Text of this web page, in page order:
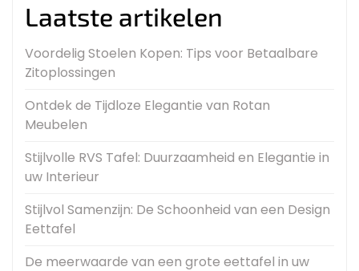
Laatste artikelen
Voordelig Stoelen Kopen: Tips voor Betaalbare
Zitoplossingen
Ontdek de Tijdloze Elegantie van Rotan
Meubelen
Stijlvolle RVS Tafel: Duurzaamheid en Elegantie in
uw Interieur
Stijlvol Samenzijn: De Schoonheid van een Design
Eettafel
De meerwaarde van een grote eettafel in uw